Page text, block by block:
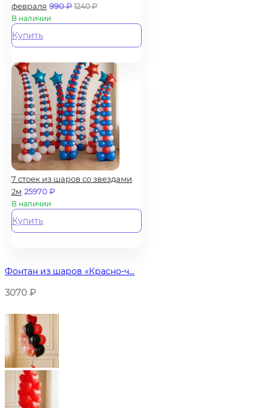
февраля 990₽ 1240₽
В наличии
Купить
7 стоек из шаров со звездами
2м 25970₽
В наличии
Купить
Фонтан из шаров «Красно-ч...
3070 ₽